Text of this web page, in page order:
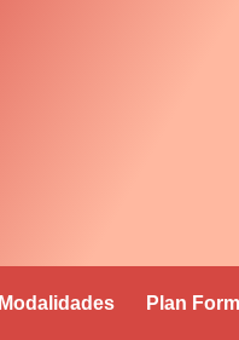
Modalidades Plan